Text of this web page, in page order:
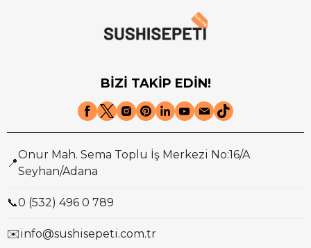
BİZİ TAKİP EDİN!
📍
Onur Mah. Sema Toplu İş Merkezi No:16/A
Seyhan/Adana
📞0 (532) 496 0 789
✉️info@sushisepeti.com.tr